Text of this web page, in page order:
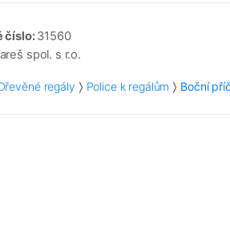
číslo:31560
spol. s r.o.
regály Police k regálům
Boční